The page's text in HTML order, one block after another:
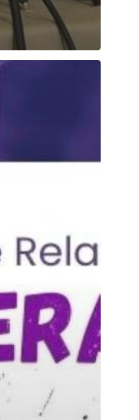
Albacete
Cuenca
Educación
Cultura
Especiales